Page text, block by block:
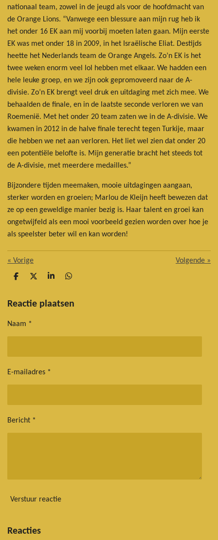
nationaal team, zowel in de jeugd als voor de hoofdmacht van
de Orange Lions. “Vanwege een blessure aan mijn rug heb ik
het onder 16 EK aan mij voorbij moeten laten gaan. Mijn eerste
EK was met onder 18 in 2009, in het Israëlische Eliat. Destijds
heette het Nederlands team de Orange Angels. Zo’n EK is het
twee weken enorm veel lol hebben met elkaar. We hadden een
hele leuke groep, en we zijn ook gepromoveerd naar de A-
divisie. Zo’n EK brengt veel druk en uitdaging met zich mee. We
behaalden de finale, en in de laatste seconde verloren we van
Roemenië. Met het onder 20 team zaten we in de A-divisie. We
kwamen in 2012 in de halve finale terecht tegen Turkije, maar
die hebben we net aan verloren. Het liet wel zien dat onder 20
een potentiële belofte is. Mijn generatie bracht het steeds tot
de A-divisie, met meerdere medailles.”
Bijzondere tijden meemaken, mooie uitdagingen aangaan,
sterker worden en groeien; Marlou de Kleijn heeft bewezen dat
ze op een geweldige manier bezig is. Haar talent en groei kan
ongetwijfeld als een mooi voorbeeld gezien worden over hoe je
als speelster beter wil en kan worden!
« Vorige Volgende »
D
e
D
l
S
r
D
e
Reactie plaatsen
Naam *
E-mailadres *
Bericht *
Verstuur reactie
Reacties